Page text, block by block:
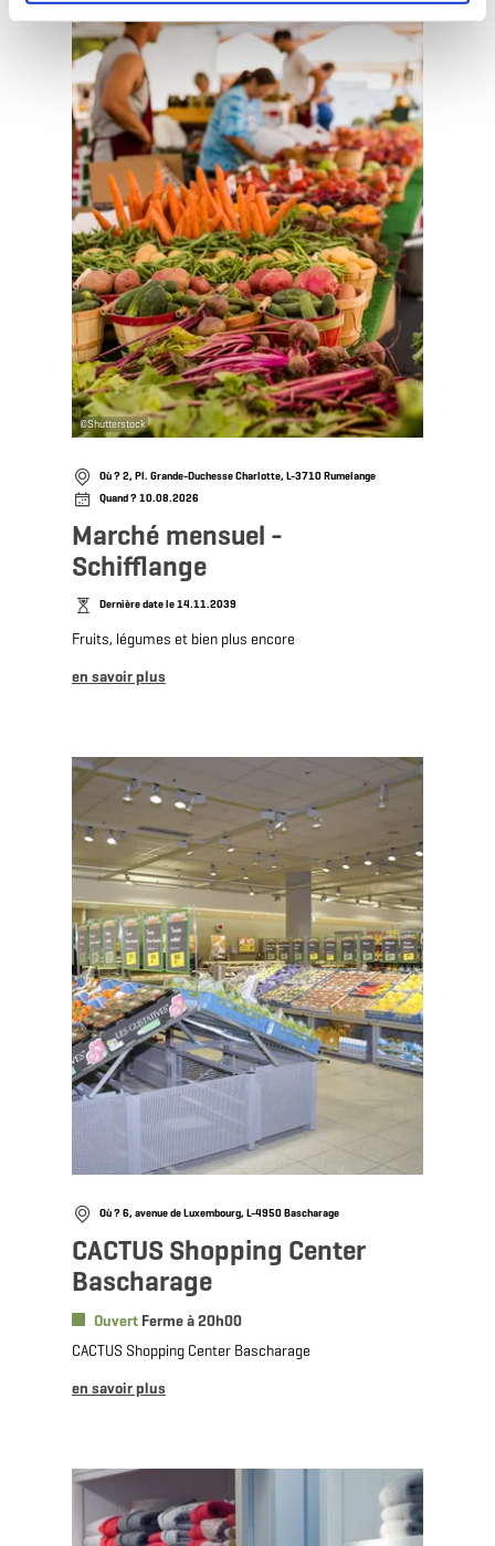
©Shutterstock
Où ? 2, Pl. Grande-Duchesse Charlotte, L-3710 Rumelange
Quand ? 10.08.2026
Marché mensuel -
Schifflange
Dernière date le 14.11.2039
Fruits, légumes et bien plus encore
en savoir plus
en savoir plus
Où ? 6, avenue de Luxembourg, L-4950 Bascharage
CACTUS Shopping Center
Bascharage
Ouvert Ferme à 20h00
CACTUS Shopping Center Bascharage
en savoir plus